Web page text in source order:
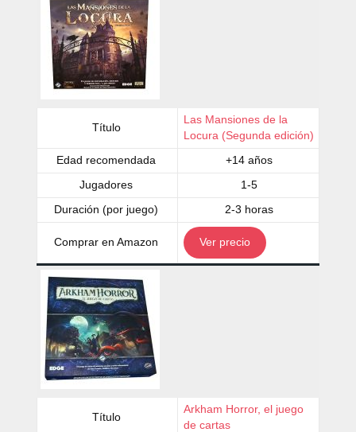
Título
Las Mansiones de la
Locura (Segunda edición)
Edad recomendada +14 años
Jugadores 1-5
Duración (por juego) 2-3 horas
Comprar en Amazon Ver precio
Título
Arkham Horror, el juego
de cartas